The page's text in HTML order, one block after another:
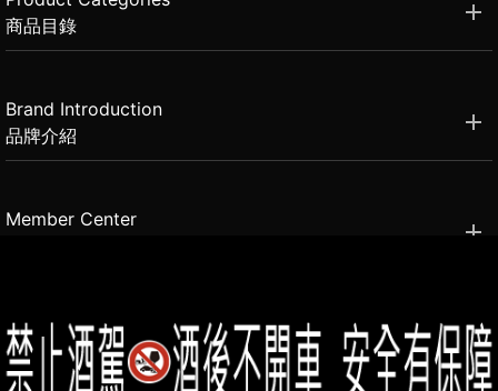
商品目錄
Brand Introduction
品牌介紹
Member Center
2021思橙國際有限公司 版權所有 禁止轉貼節錄 All rights reserved.